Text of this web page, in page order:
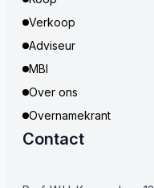
Verkoop
Adviseur
MBI
Over ons
Overnamekrant
Contact